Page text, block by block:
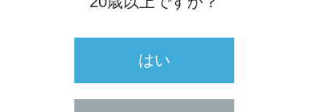
ェ・ド・シャ2022
はい